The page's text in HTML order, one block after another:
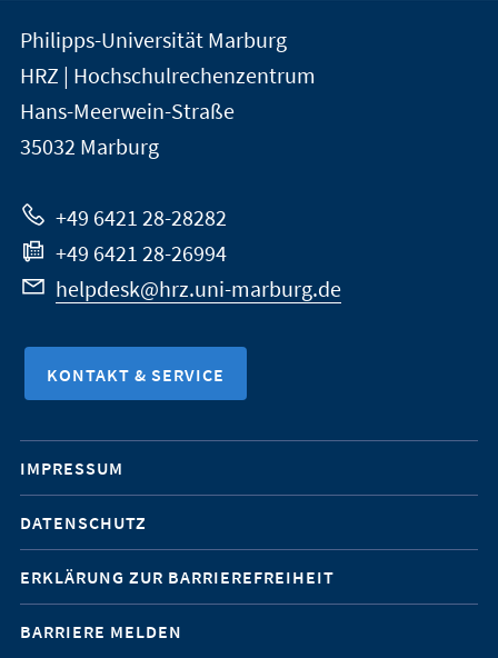
Kontakt
und
Informationen
zur
Website
der
Universität
Marburg
Philipps-Universität Marburg
HRZ | Hochschulrechenzentrum
Hans-Meerwein-Straße
35032 Marburg
+49 6421 28-28282
+49 6421 28-26994
helpdesk@hrz.uni-marburg.de
KONTAKT & SERVICE
Mobile-
Service-
Navigation
IMPRESSUM
DATENSCHUTZ
ERKLÄRUNG ZUR BARRIEREFREIHEIT
BARRIERE MELDEN